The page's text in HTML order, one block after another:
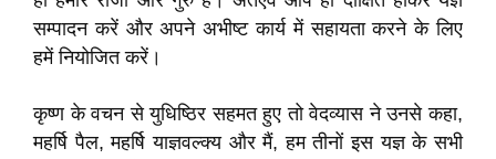
सम्पादन करें और अपने अभीष्ट कार्य में सहायता करने के लिए
हमें नियोजित करें।
कृष्ण के वचन से युधिष्ठिर सहमत हुए तो वेदव्यास ने उनसे कहा,
महर्षि पैल, महर्षि याज्ञवल्क्य और मैं, हम तीनों इस यज्ञ के सभी